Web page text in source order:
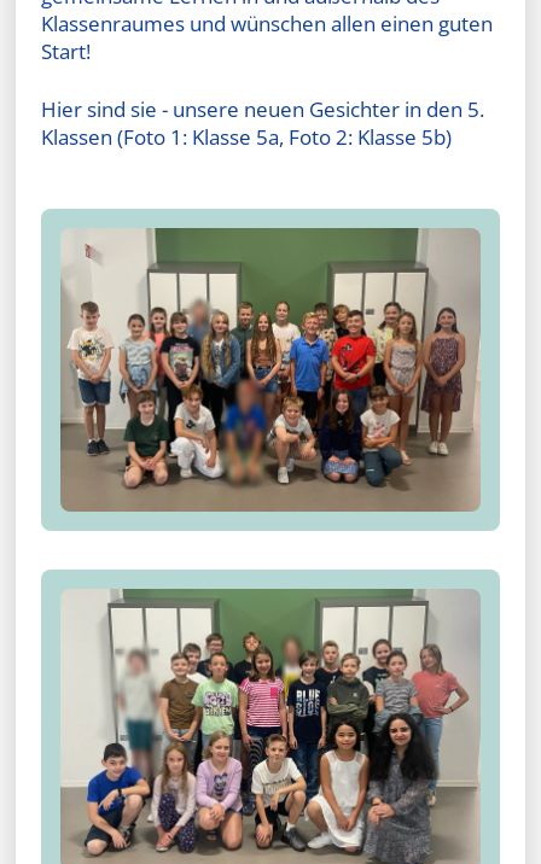
Klassenraumes und wünschen allen einen guten
Start!
Hier sind sie - unsere neuen Gesichter in den 5.
Klassen (Foto 1: Klasse 5a, Foto 2: Klasse 5b)